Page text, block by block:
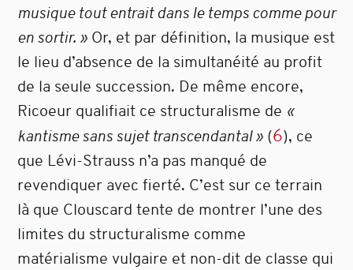
musique tout entrait dans le temps comme pour
en sortir. » Or, et par définition, la musique est
le lieu d’absence de la simultanéité au profit
de la seule succession. De même encore,
Ricoeur qualifiait ce structuralisme de «
kantisme sans sujet transcendantal » (6), ce
que Lévi-Strauss n’a pas manqué de
revendiquer avec fierté. C’est sur ce terrain
là que Clouscard tente de montrer l’une des
limites du structuralisme comme
matérialisme vulgaire et non-dit de classe qui